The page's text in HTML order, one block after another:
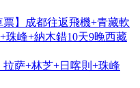
】成都往返飛機+青藏軟
珠峰+納木錯10天9晚西藏
萨+林芝+日喀則+珠峰